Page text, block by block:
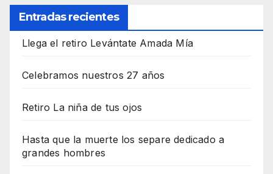
Entradas recientes
Llega el retiro Levántate Amada Mía
Celebramos nuestros 27 años
Retiro La niña de tus ojos
Hasta que la muerte los separe dedicado a
grandes hombres